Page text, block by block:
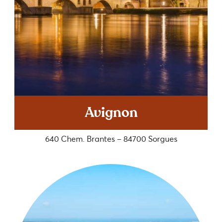
Avignon
640 Chem. Brantes – 84700 Sorgues